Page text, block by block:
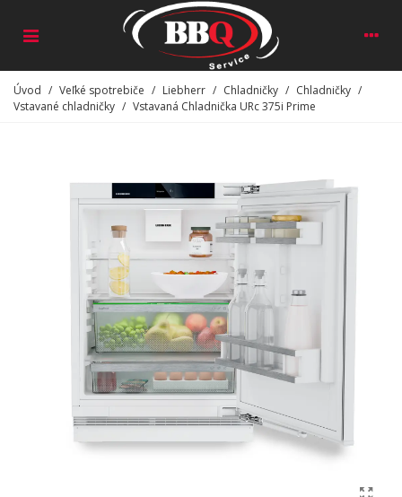
Úvod / Veľké spotrebiče / Liebherr / Chladničky / Chladničky /
Vstavané chladničky / Vstavaná Chladnička URc 375i Prime